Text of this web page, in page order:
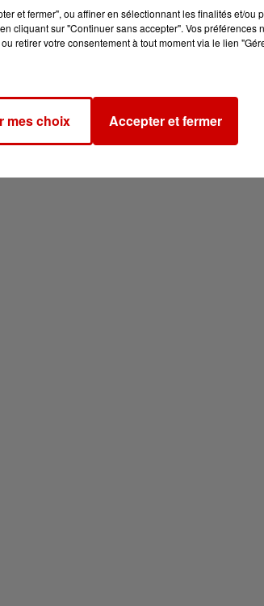
et fermer", ou affiner en sélectionnant les finalités et/ou
cliquant sur "Continuer sans accepter". Vos préférences
retirer votre consentement à tout moment via le lien
mes choix Accepter et fermer